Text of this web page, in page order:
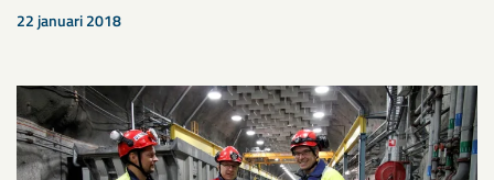
22 januari 2018